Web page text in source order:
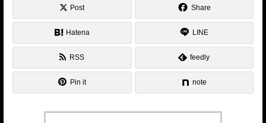
Post Share
Hatena LINE
RSS feedly
Pin it note